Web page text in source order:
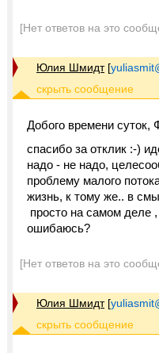
[Нет ответов на это
Юлия Шмидт [
Добого времени суток,
спасибо за отклик :-)
надо - не надо,
проблему малого
жизнь, к тому же.. в
просто на самом деле
ошибаюсь?
[Нет ответов на это
Юлия Шмидт [